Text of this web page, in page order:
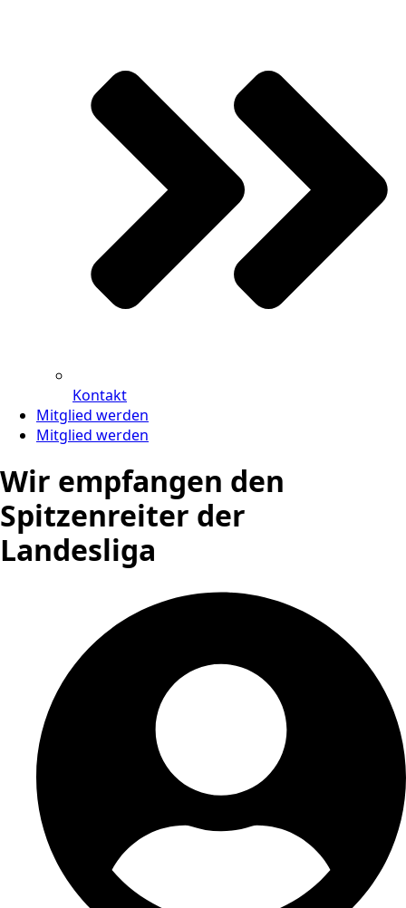
Kontakt
Mitglied werden
Mitglied werden
Wir empfangen den
Spitzenreiter der
Landesliga